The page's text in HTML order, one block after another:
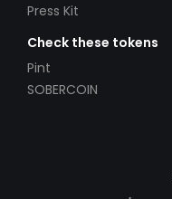
Press Kit
Check these tokens
Pint
SOBERCOIN